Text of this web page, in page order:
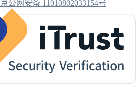
京公网安备 11010802033154号